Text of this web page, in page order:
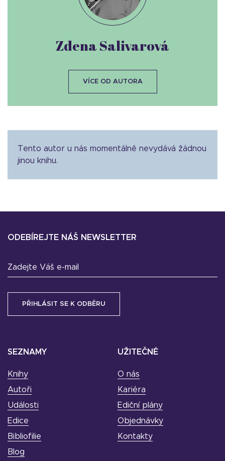
Tento autor u nás momentálně nevydává žádnou
jinou knihu.
Zdena Salivarová
VÍCE OD AUTORA
SEZNAMY
Knihy
Autoři
Události
Edice
Bibliofilie
Blog
UŽITEČNÉ
O nás
Kariéra
Ediční plány
Objednávky
Kontakty
ODEBÍREJTE NÁŠ NEWSLETTER
Zadejte Váš e-mail